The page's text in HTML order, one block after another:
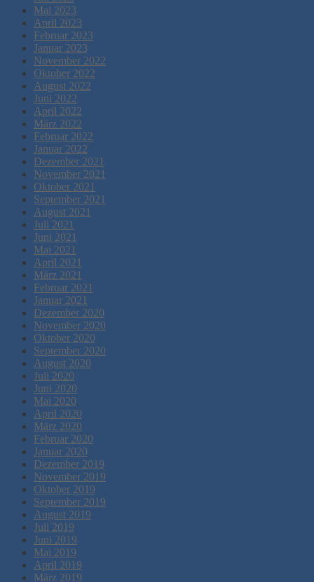
Mai 2023
April 2023
Februar 2023
Januar 2023
November 2022
Oktober 2022
August 2022
Juni 2022
April 2022
März 2022
Februar 2022
Januar 2022
Dezember 2021
November 2021
Oktober 2021
September 2021
August 2021
Juli 2021
Juni 2021
Mai 2021
April 2021
März 2021
Februar 2021
Januar 2021
Dezember 2020
November 2020
Oktober 2020
September 2020
August 2020
Juli 2020
Juni 2020
Mai 2020
April 2020
März 2020
Februar 2020
Januar 2020
Dezember 2019
November 2019
Oktober 2019
September 2019
August 2019
Juli 2019
Juni 2019
Mai 2019
April 2019
März 2019